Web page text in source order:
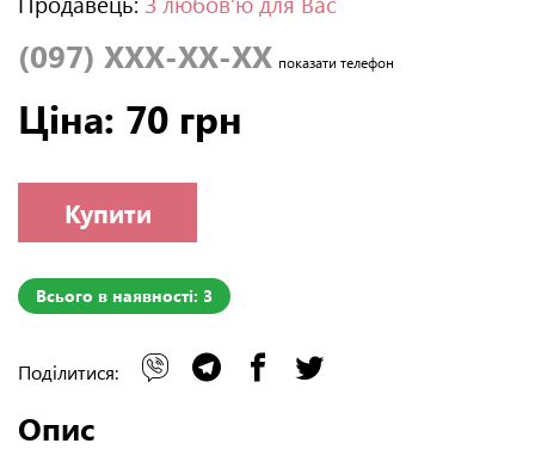
(097) XXX-XX-XX показати телефон
Ціна: 70 грн
Купити
Всього в наявності: 3
Поділитися:
Опис